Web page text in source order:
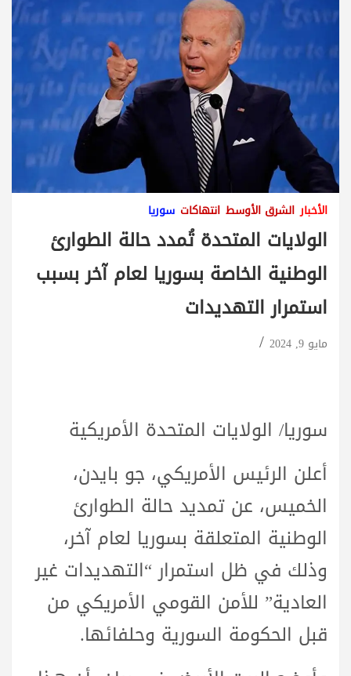
الأخبار الشرق الأوسط انتهاكات سوريا
الولايات المتحدة تُمدد حالة الطوارئ
الوطنية الخاصة بسوريا لعام آخر بسبب
استمرار التهديدات
مايو 9, 2024
سوريا/ الولايات المتحدة الأمريكية
أعلن الرئيس الأمريكي، جو بايدن،
الخميس، عن تمديد حالة الطوارئ
الوطنية المتعلقة بسوريا لعام آخر،
وذلك في ظل استمرار “التهديدات غير
العادية” للأمن القومي الأمريكي من
قبل الحكومة السورية وحلفائها.